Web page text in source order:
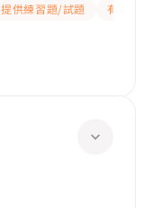
提供練習題/試題
有愛心